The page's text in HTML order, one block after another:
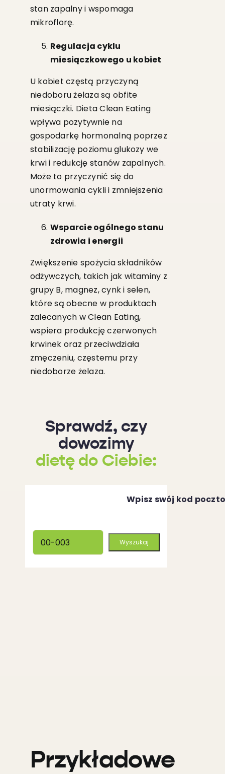
stan zapalny i wspomaga
mikroflorę.
Regulacja cyklu
miesiączkowego u kobiet
U kobiet częstą przyczyną
niedoboru żelaza są obfite
miesiączki. Dieta Clean Eating
wpływa pozytywnie na
gospodarkę hormonalną poprzez
stabilizację poziomu glukozy we
krwi i redukcję stanów zapalnych.
Może to przyczynić się do
unormowania cykli i zmniejszenia
utraty krwi.
Wsparcie ogólnego stanu
zdrowia i energii
Zwiększenie spożycia składników
odżywczych, takich jak witaminy z
grupy B, magnez, cynk i selen,
które są obecne w produktach
zalecanych w Clean Eating,
wspiera produkcję czerwonych
krwinek oraz przeciwdziała
zmęczeniu, częstemu przy
niedoborze żelaza.
Sprawdź, czy
dowozimy
dietę do Ciebie:
Wpisz swój kod
Przykładowe